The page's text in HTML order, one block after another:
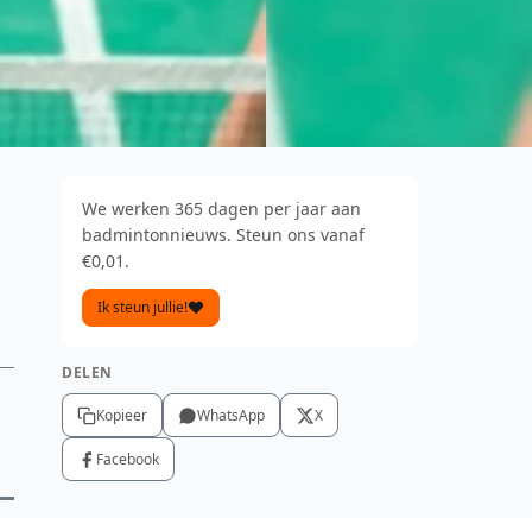
We werken 365 dagen per jaar aan
badmintonnieuws. Steun ons vanaf
€0,01.
Ik steun jullie!
DELEN
Kopieer WhatsApp X
Facebook